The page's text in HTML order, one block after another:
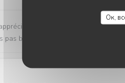
Ок,
la qualité des plats et des
pas bruyant ! Le propriétaire est très